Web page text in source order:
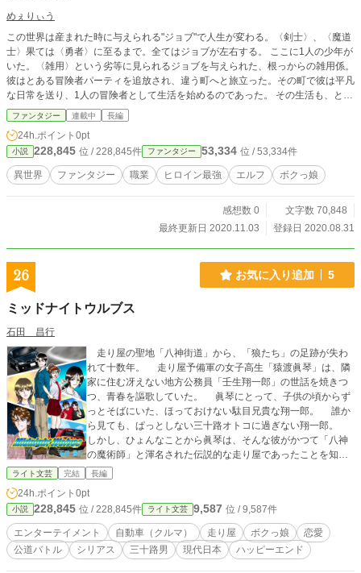
めぇりぃう
この世界は産まれた時に与えられる"ジョブ"で人生が変わる。〈剣士〉、〈魔道
士〉果ては〈勇者〉に至るまで。全てはジョブが左右する。 ここに1人の少年が
いた。〈雑用〉という劣等に見られるジョブを与えられた、根っからの雑用係。
彼はとある冒険者パーティを追放され、違う町へと旅立った。その町で彼は平凡
な日常を送り、1人の冒険者として生活を始めるのであった。 その生活も、とあ
る少女との出会いによって変わっていくことになる。 これは新進気鋭の冒険者
パーティから追放された雑用係が、最強を名乗る盲目剣聖様の世話係になる、そ
れだけのお話である。 "小説家になろう"にて出させていただいているものを貼っ
つけているだけです。
ファンタジー 連載中 長編
24h.ポイント 0pt
小説 228,845 位 / 228,845件 ファンタジー 53,334 位 / 53,334件
異世界 ファンタジー 職業 ヒロイン最強 エルフ ボクっ娘
感想数 0
文字数 70,848
最終更新日 2020.11.03
登録日 2020.08.31
26 お気に入り追加 5
ミッドナイトウルブス
石田 昌行
走り屋の聖地「八神街道」から、「狼たち」の足跡が失わ
れて十数年。 走り屋予備軍の女子高生「猿渡眞琴」は、隣
家に住む冴えない地方公務員「壬生翔一郎」の世話を焼きつ
つ、青春を謳歌していた。 眞琴にとって、子供の頃からず
っとそばにいた、ほっておけない駄目兄貴な翔一郎。 誰か
ら見ても、ぱっとしない三十路オトコに過ぎない翔一郎。
しかし、ひょんなことから眞琴は、そんな彼がかつて「八神
の魔術師」と渾名された伝説的な走り屋であったことを知る
──…
ライト文芸 完結 長編
24h.ポイント 0pt
小説 228,845 位 / 228,845件 ライト文芸 9,587 位 / 9,587件
エンターテイメント 自動車（クルマ） 走り屋 ボクっ娘
恋愛
公道バトル
シリアス 三十路男 現代日本 ハッピーエンド